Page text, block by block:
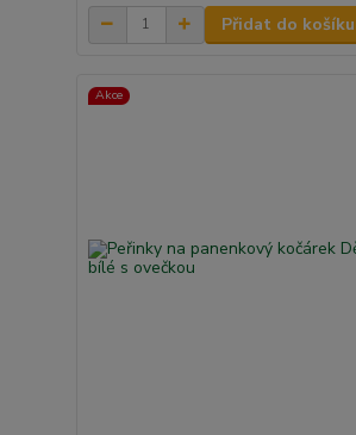
Přidat do košíku
Akce